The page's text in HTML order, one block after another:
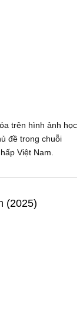
trên hình ảnh học
đề trong chuỗi
Việt Nam.
(2025)